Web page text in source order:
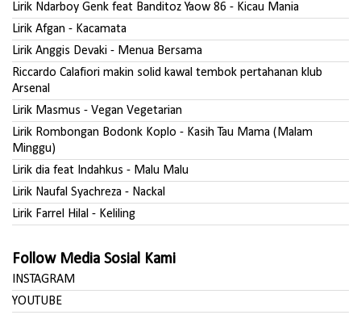
Lirik Ndarboy Genk feat Banditoz Yaow 86 - Kicau Mania
Lirik Afgan - Kacamata
Lirik Anggis Devaki - Menua Bersama
Riccardo Calafiori makin solid kawal tembok pertahanan klub
Arsenal
Lirik Masmus - Vegan Vegetarian
Lirik Rombongan Bodonk Koplo - Kasih Tau Mama (Malam
Minggu)
Lirik dia feat Indahkus - Malu Malu
Lirik Naufal Syachreza - Nackal
Lirik Farrel Hilal - Keliling
Follow Media Sosial Kami
INSTAGRAM
YOUTUBE